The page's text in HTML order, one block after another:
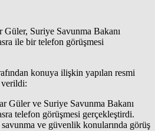
Suriye Savunma Bakanı
ile bir telefon görüşmesi
konuya ilişkin yapılan resmi
verildi:
Güler ve Suriye Savunma Bakanı
telefon görüşmesi gerçekleştirdi.
ve güvenlik konularında görüş